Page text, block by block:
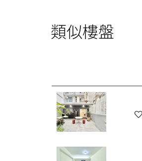
類似樓盤